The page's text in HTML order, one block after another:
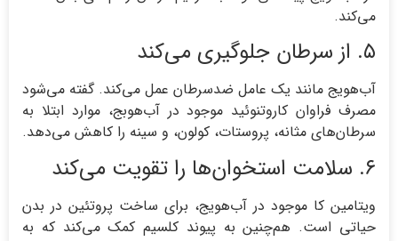
می‌کند.
۵. از سرطان جلوگیری می‌کند
آب‌هویج مانند یک عامل ضدسرطان عمل می‌کند. گفته می‌شود
مصرف فراوان کاروتنوئید موجود در آب‌هوبج، موارد ابتلا به
سرطان‌های مثانه، پروستات، کولون، و سینه را کاهش می‌دهد.
۶. سلامت استخوان‌ها را تقویت می‌کند
ویتامین کا موجود در آب‌هویج، برای ساخت پروتئين در بدن
حیاتی است. هم‌چنین به پیوند کلسیم کمک می‌کند که به